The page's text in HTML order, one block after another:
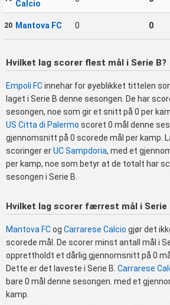
Calcio
20 Mantova FC 0 0
Hvilket lag scorer flest mål i Serie B?
Empoli FCinnehar for øyeblikket tittelen
laget i Serie B denne sesongen. De har
sesongen, noe som gir et snitt på 0 per
US Citta di Palermo scoret 0 mål denne
gjennomsnitt på 0 scorede mål per kamp.
scoringer erUC Sampdoria, med et
per kamp, noe som betyr at de totalt har
sesongen i Serie B.
Hvilket lag scorer færrest mål i Serie
Mantova FCog Carrarese Calcio gjør det
scorede mål. De scorer minst antall mål i
opprettholdt et dårlig gjennomsnitt på 0
Dette er det laveste i Serie B. Carrarese
bare 0 mål denne sesongen. med et
kamp.